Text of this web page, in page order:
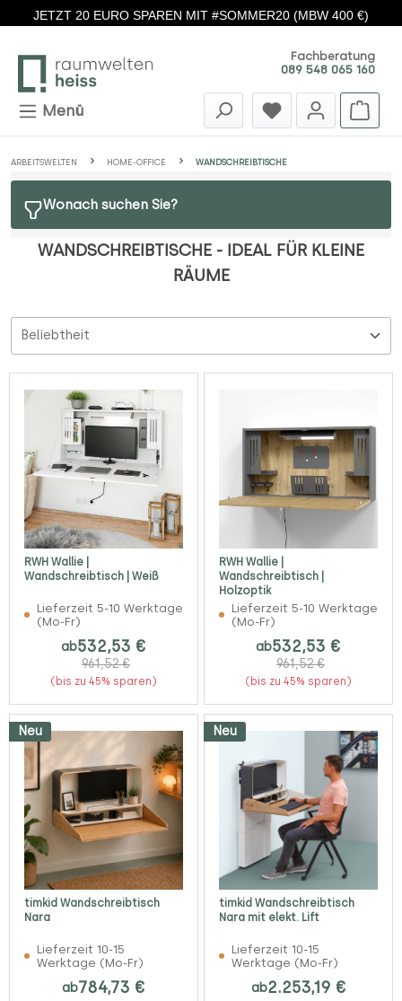
Zum Hauptinhalt springen
JETZT 20 EURO SPAREN MIT #SOMMER20 (MBW 400 €)
Fachberatung
089 548 065 160
Menü
ARBEITSWELTEN HOME-OFFICE WANDSCHREIBTISCHE
Wonach suchen Sie?
WANDSCHREIBTISCHE - IDEAL FÜR KLEINE
RÄUME
RWH Wallie |
Wandschreibtisch | Weiß
Lieferzeit 5-10 Werktage
(Mo-Fr)
ab532,53 €
961,52 €
(bis zu 45% sparen)
RWH Wallie |
Wandschreibtisch |
Holzoptik
Lieferzeit 5-10 Werktage
(Mo-Fr)
ab532,53 €
961,52 €
(bis zu 45% sparen)
Neu
timkid Wandschreibtisch
Nara
Lieferzeit 10-15
Werktage (Mo-Fr)
ab784,73 €
Neu
timkid Wandschreibtisch
Nara mit elekt. Lift
Lieferzeit 10-15
Werktage (Mo-Fr)
ab2.253,19 €